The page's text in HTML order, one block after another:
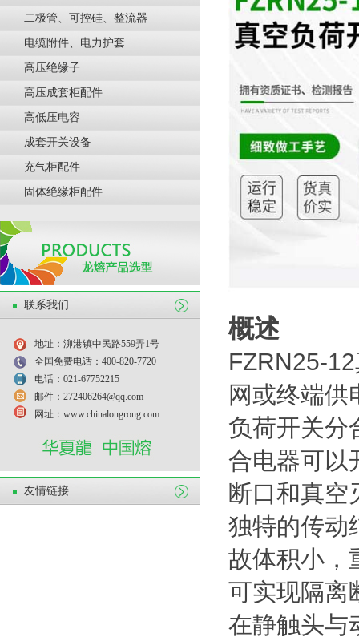
二极管、可控硅、整流器
电缆附件、电力护套
高压绝缘子
高压成套柜配件
高低压电容
成套开关设备
充气柜配件
固体绝缘柜配件
联系我们
地址：泖港镇中民路559弄1号
全国免费电话：400-820-7720
电话：021-67752215
邮件：272406264@qq.com
网址：www.chinalongrong.com
友情链接
概述
FZRN25-
网或终端供
负荷开关分
合电器可以
断口和真空
独特的传动
故体积小，
可实现隔离
在静触头与